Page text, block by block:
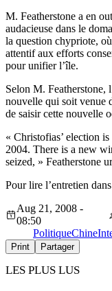
M. Featherstone a en
audacieuse dans le
la question chypriote,
attentif aux efforts
pour unifier l’île.
Selon M. Featherstone,
nouvelle qui soit venue
de saisir cette nouvelle
« Christofias’ election
2004. There is a new
seized, » Featherstone
Pour lire l’entretien
Aug 21, 2008 -
08:50
PolitiqueChine
Print Partager
LES PLUS LUS